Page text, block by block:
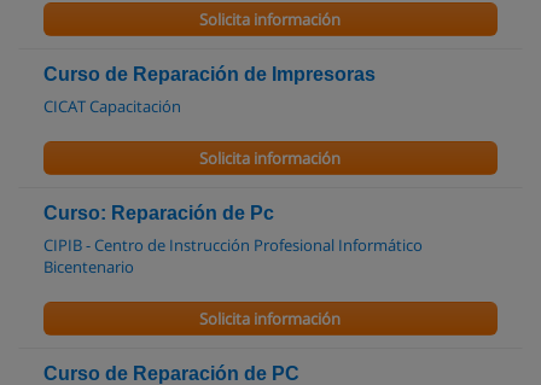
Solicita información
Curso de Reparación de Impresoras
CICAT Capacitación
Solicita información
Curso: Reparación de Pc
CIPIB - Centro de Instrucción Profesional Informático
Bicentenario
Solicita información
Curso de Reparación de PC